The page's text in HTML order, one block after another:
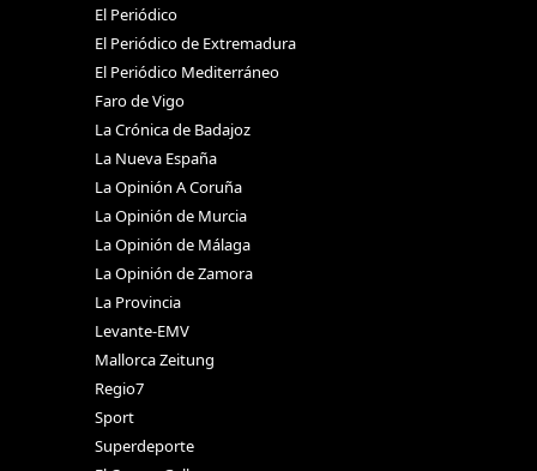
El Periódico
El Periódico de Extremadura
El Periódico Mediterráneo
Faro de Vigo
La Crónica de Badajoz
La Nueva España
La Opinión A Coruña
La Opinión de Murcia
La Opinión de Málaga
La Opinión de Zamora
La Provincia
Levante-EMV
Mallorca Zeitung
Regio7
Sport
Superdeporte